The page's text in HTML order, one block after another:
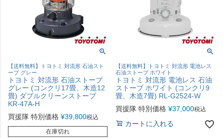
【送料無料】トヨトミ 対流形 石油スト
ーブ グレー
トヨトミ 対流形 石油ストーブ
グレー (コンクリ17畳、木造12
畳) ダブルクリーンストーブ
KR-47A-H
買援隊 特別価格 ¥39,800税込
在庫切れ
【送料無料】トヨトミ 対流形 電池レス
石油ストーブ ホワイト
トヨトミ 対流形 電池レス 石油
ストーブ ホワイト (コンクリ9
畳、木造7畳) RL-G2524-W
買援隊 特別価格 ¥37,000税込
カートに入れる